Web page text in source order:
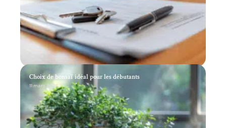
Choix de bonsaï idéal pour les débutants
11 mars 2026